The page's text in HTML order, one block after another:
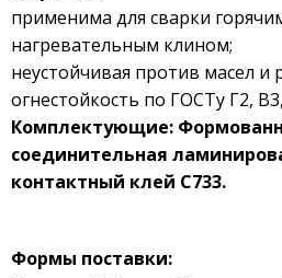
применима для сварки
нагревательным клином;
неустойчивая против масел и
огнестойкость по ГОСТу Г2,
Комплектующие:
соединительная
контактный клей С733.
Формы поставки: